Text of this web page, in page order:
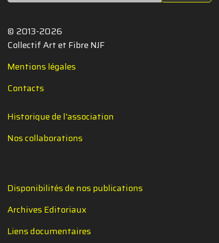
© 2013-2026
Collectif Art et Fibre NJF
Mentions légales
Contacts
Historique de l'association
Nos collaborations
Disponibilités de nos publications
Archives Editoriaux
Liens documentaires